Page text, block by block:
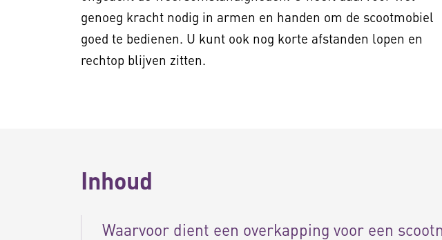
genoeg kracht nodig in armen en handen om de scootmobiel
goed te bedienen. U kunt ook nog korte afstanden lopen en
rechtop blijven zitten.
Inhoud
Waarvoor dient een overkapping voor een